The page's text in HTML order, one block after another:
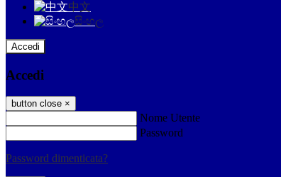
中文
සිංහල
Accedi
Accedi
button close ×
Nome Utente
Password
Password dimenticata?